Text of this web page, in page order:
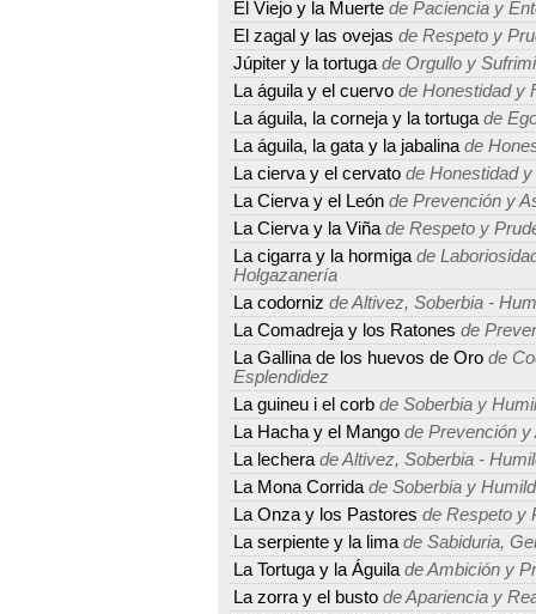
El Viejo y la Muerte de Paciencia y
El zagal y las ovejas de Respeto y
Júpiter y la tortuga de Orgullo y
La águila y el cuervo de Honestidad y
La águila, la corneja y la tortuga de
La águila, la gata y la jabalina de
La cierva y el cervato de Honestidad
La Cierva y el León de Prevención y
La Cierva y la Viña de Respeto y
La cigarra y la hormiga de
Holgazanería
La codorniz de Altivez, Soberbia -
La Comadreja y los Ratones de
La Gallina de los huevos de Oro de
Esplendidez
La guineu i el corb de Soberbia y
La Hacha y el Mango de Prevención y
La lechera de Altivez, Soberbia -
La Mona Corrida de Soberbia y
La Onza y los Pastores de Respeto y
La serpiente y la lima de Sabiduria,
La Tortuga y la Águila de Ambición y
La zorra y el busto de Apariencia y